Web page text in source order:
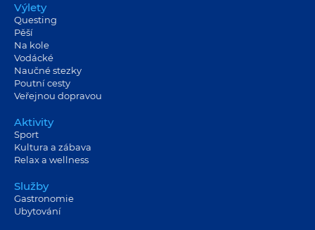
Výlety
Questing
Pěší
Na kole
Vodácké
Naučné stezky
Poutní cesty
Veřejnou dopravou
Aktivity
Sport
Kultura a zábava
Relax a wellness
Služby
Gastronomie
Ubytování